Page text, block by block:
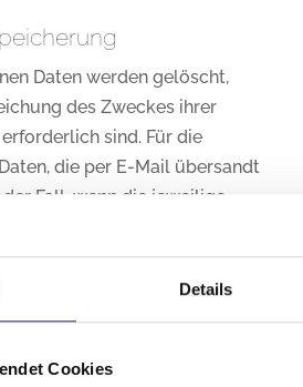
Details
Cookies
Daten werden gelöscht,
des Zweckes ihrer
sind. Für die
die per E-Mail übersandt
Fall, wenn die jeweilige
beendet ist. Beendet ist die
sich aus den Umständen
der betroffene Sachverhalt
Vorgangs zusätzlich